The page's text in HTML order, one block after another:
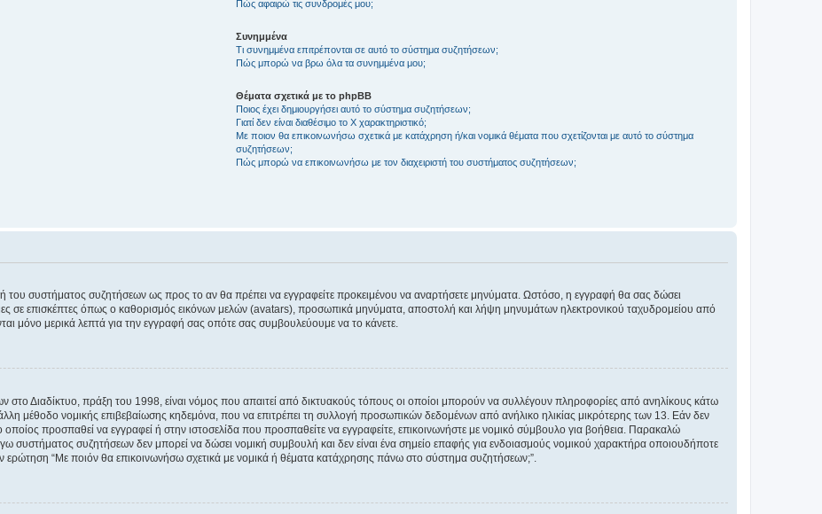
Πώς αφαιρώ τις συνδρομές μου;
Συνημμένα
Τι συνημμένα επιτρέπονται σε αυτό το σύστημα συζητήσεων;
Πώς μπορώ να βρω όλα τα συνημμένα μου;
Θέματα σχετικά με το phpBB
Ποιος έχει δημιουργήσει αυτό το σύστημα συζητήσεων;
Γιατί δεν είναι διαθέσιμο το Χ χαρακτηριστικό;
Με ποιον θα επικοινωνήσω σχετικά με κατάχρηση ή/και νομικά θέματα που σχετίζονται με αυτό το σύστημα
συζητήσεων;
Πώς μπορώ να επικοινωνήσω με τον διαχειριστή του συστήματος συζητήσεων;
του συστήματος συζητήσεων ως προς το αν θα πρέπει να εγγραφείτε προκειμένου να αναρτήσετε μηνύματα. Ωστόσο, η εγγραφή θα σας δώσει
σε επισκέπτες όπως ο καθορισμός εικόνων μελών (avatars), προσωπικά μηνύματα, αποστολή και λήψη μηνυμάτων ηλεκτρονικού ταχυδρομείου από
μόνο μερικά λεπτά για την εγγραφή σας οπότε σας συμβουλεύουμε να το κάνετε.
Διαδίκτυο, πράξη του 1998, είναι νόμος που απαιτεί από δικτυακούς τόπους οι οποίοι μπορούν να συλλέγουν πληροφορίες από ανηλίκους κάτω
μέθοδο νομικής επιβεβαίωσης κηδεμόνα, που να επιτρέπει τη συλλογή προσωπικών δεδομένων από ανήλικο ηλικίας μικρότερης των 13. Εάν δεν
προσπαθεί να εγγραφεί ή στην ιστοσελίδα που προσπαθείτε να εγγραφείτε, επικοινωνήστε με νομικό σύμβουλο για βοήθεια. Παρακαλώ
συστήματος συζητήσεων δεν μπορεί να δώσει νομική συμβουλή και δεν είναι ένα σημείο επαφής για ενδοιασμούς νομικού χαρακτήρα οποιουδήποτε
ερώτηση “Με ποιόν θα επικοινωνήσω σχετικά με νομικά ή θέματα κατάχρησης πάνω στο σύστημα συζητήσεων;”.